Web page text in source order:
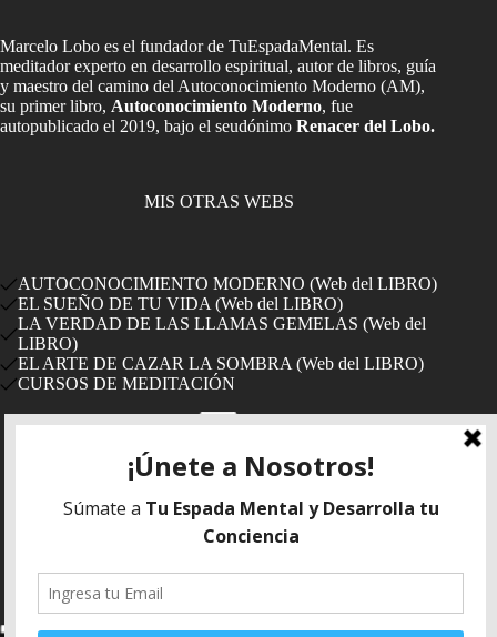
Marcelo Lobo es el fundador de TuEspadaMental. Es
meditador experto en desarrollo espiritual, autor de libros, guía
y maestro del camino del Autoconocimiento Moderno (AM),
su primer libro, Autoconocimiento Moderno, fue
autopublicado el 2019, bajo el seudónimo Renacer del Lobo.
MIS OTRAS WEBS
AUTOCONOCIMIENTO MODERNO (Web del LIBRO)
EL SUEÑO DE TU VIDA (Web del LIBRO)
LA VERDAD DE LAS LLAMAS GEMELAS (Web del
LIBRO)
EL ARTE DE CAZAR LA SOMBRA (Web del LIBRO)
CURSOS DE MEDITACIÓN